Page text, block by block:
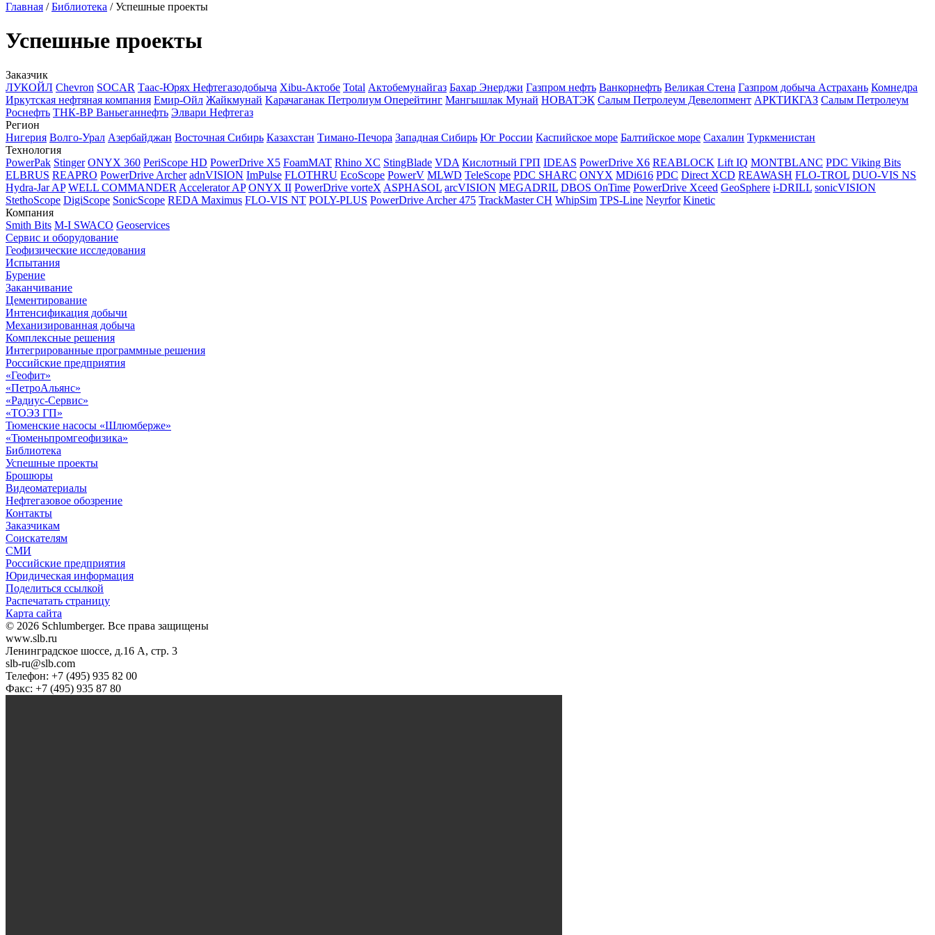
Главная /Библиотека /Успешные проекты
Успешные проекты
Заказчик
ЛУКОЙЛ Chevron SOCAR Таас-Юрях Нефтегазодобыча Xibu-Актобе Total Актобемунайгаз Бахар Энерджи Газпром нефть Ванкорнефть Великая Стена Газпром добыча Астрахань Комнедра
Иркутская нефтяная компания Емир-Ойл Жайкмунай Kарачаганак Петролиум Оперейтинг Мангышлак Мунай НОВАТЭК Салым Петролеум Девелопмент АРКТИКГАЗ Салым Петролеум
Роснефть ТНК-ВР Ваньеганнефть Элвари Нефтегаз
Регион
Нигерия Волго-Урал Азербайджан Восточная Сибирь Казахстан Тимано-Печора Западная Сибирь Юг России Каспийское море Балтийское море Сахалин Туркменистан
Технология
PowerPak Stinger ONYX 360 PeriScope HD PowerDrive X5 FoamMAT Rhino XC StingBlade VDA Кислотный ГРП IDEAS PowerDrive X6 REABLOCK Lift IQ MONTBLANC PDC Viking Bits
ELBRUS REAPRO PowerDrive Archer adnVISION ImPulse FLOTHRU EcoScope PowerV MLWD TeleScope PDC SHARC ONYX MDi616 PDC Direct XCD REAWASH FLO-TROL DUO-VIS NS
Hydra-Jar AP WELL COMMANDER Accelerator AP ONYX II PowerDrive vorteX ASPHASOL arcVISION MEGADRIL DBOS OnTime PowerDrive Xceed GeoSphere i-DRILL sonicVISION
StethoScope DigiScope SonicScope REDA Maximus FLO-VIS NT POLY-PLUS PowerDrive Archer 475 TrackMaster CH WhipSim TPS-Line Neyrfor Kinetic
Компания
Smith Bits M-I SWACO Geoservices
Сервис и оборудование
Геофизические исследования
Испытания
Бурение
Заканчивание
Цементирование
Интенсификация добычи
Механизированная добыча
Комплексные решения
Интегрированные программные решения
Российские предприятия
«Геофит»
«ПетроАльянс»
«Радиус-Сервис»
«ТОЭЗ ГП»
Тюменские насосы «Шлюмберже»
«Тюменьпромгеофизика»
Библиотека
Успешные проекты
Брошюры
Видеоматериалы
Нефтегазовое обозрение
Контакты
Заказчикам
Соискателям
СМИ
Российские предприятия
Юридическая информация
Поделиться ссылкой
Распечатать страницу
Карта сайта
© 2026 Schlumberger. Все права защищены
www.slb.ru
Ленинградское шоссе, д.16 А, стр. 3
slb-ru@slb.com
Телефон: +7 (495) 935 82 00
Факс: +7 (495) 935 87 80